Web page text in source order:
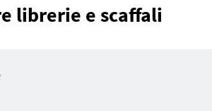
librerie e scaffali